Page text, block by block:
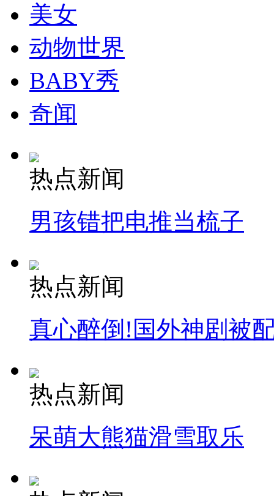
美女
动物世界
BABY秀
奇闻
热点新闻
男孩错把电推当梳子
热点新闻
真心醉倒!国外神剧被
热点新闻
呆萌大熊猫滑雪取乐